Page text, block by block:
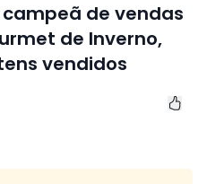
de vendas
de Inverno,
vendidos